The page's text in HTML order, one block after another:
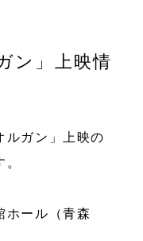
ン」上映情
ルガン」上映の
ホール（青森